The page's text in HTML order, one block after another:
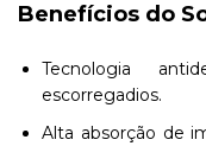
Benefícios do
Tecnologia
escorregadios.
Alta absorção de